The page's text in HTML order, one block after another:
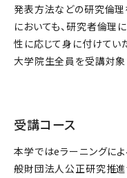
発表方法などの研究倫理
においても、研究者倫理
性に応じて身に付けてい
大学院生全員を受講対象
受講コース
本学ではeラーニングに
般財団法人公正研究推進